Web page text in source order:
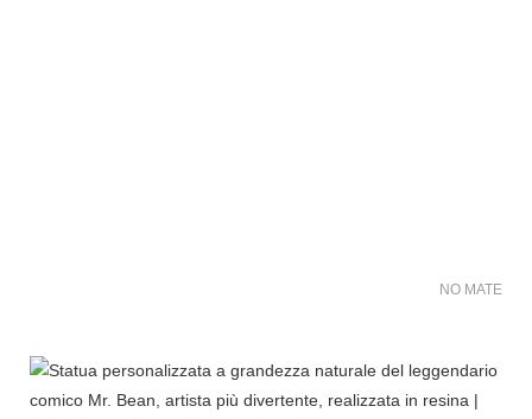
NO MATER